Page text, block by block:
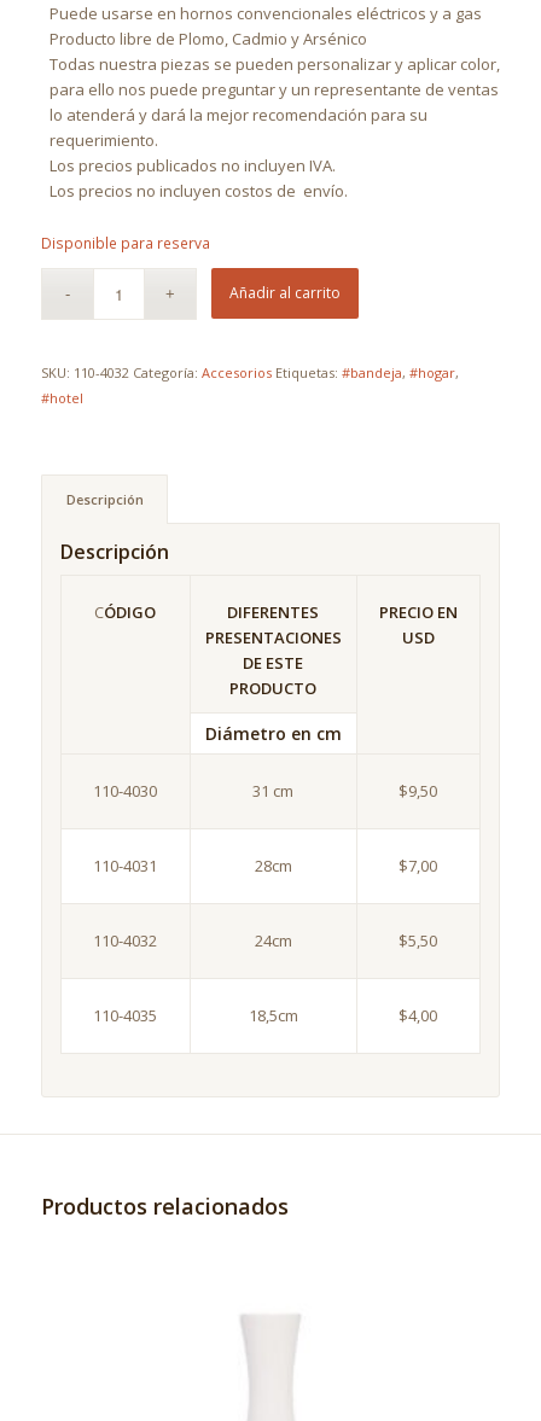
Puede usarse en hornos convencionales eléctricos y a gas
Producto libre de Plomo, Cadmio y Arsénico
Todas nuestra piezas se pueden personalizar y aplicar color,
para ello nos puede preguntar y un representante de ventas
lo atenderá y dará la mejor recomendación para su
requerimiento.
Los precios publicados no incluyen IVA.
Los precios no incluyen costos de envío.
Disponible para reserva
Añadir al carrito
SKU: 110-4032 Categoría: Accesorios Etiquetas: #bandeja, #hogar,
#hotel
Descripción
Descripción
CÓDIGO
DIFERENTES
PRESENTACIONES
DE ESTE
PRODUCTO
PRECIO EN
USD
Diámetro en cm
110-4030 31 cm $9,50
110-4031 28cm $7,00
110-4032 24cm $5,50
110-4035 18,5cm $4,00
Productos relacionados